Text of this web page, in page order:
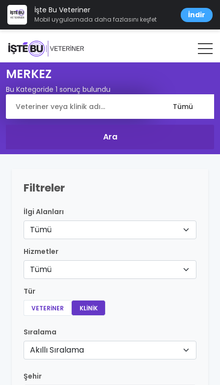
İşte Bu Veteriner
Mobil uygulamada daha fazlasını keşfet İndir
MERKEZ
Bu Kategoride 1 sonuç bulundu
Filtreler
İlgi Alanları
Tümü
Hizmetler
Tümü
Tür
VETERINER KLINIK
Sıralama
Akıllı Sıralama
Şehir